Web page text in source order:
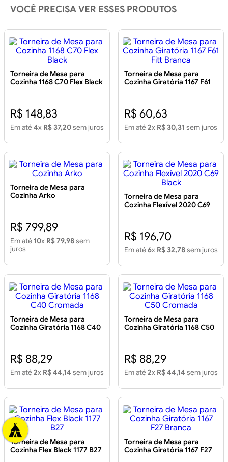
VOCÊ PRECISA VER ESSES PRODUTOS
Torneira de Mesa para
Cozinha 1168 C70 Flex Black
R$ 148,83
Em até4x R$ 37,20sem juros
Torneira de Mesa para
Cozinha Giratória 1167 F61
R$ 60,63
Em até2x R$ 30,31 sem juros
Torneira de Mesa para
Cozinha Arko
R$ 799,89
Em até 10x R$ 79,98sem
juros
Torneira de Mesa para
Cozinha Flexível 2020 C69
R$ 196,70
Em até6x R$ 32,78sem juros
Torneira de Mesa para
Cozinha Giratória 1168 C40
R$ 88,29
Em até2x R$ 44,14 sem juros
Torneira de Mesa para
Cozinha Giratória 1168 C50
R$ 88,29
Em até2x R$ 44,14 sem juros
Torneira de Mesa para
Cozinha Flex Black 1177 B27
Torneira de Mesa para
Cozinha Giratória 1167 F27